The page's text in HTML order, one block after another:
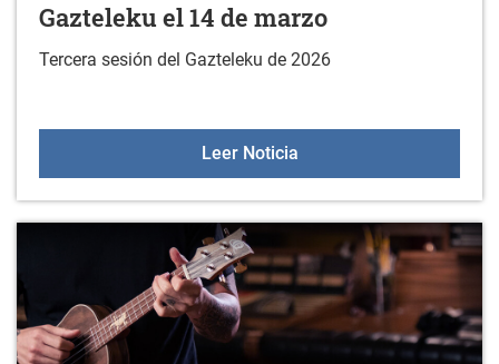
Gazteleku el 14 de marzo
Tercera sesión del Gazteleku de 2026
Leer NoticiaGazteleku el 14 de